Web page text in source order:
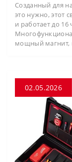
Созданный для
это нужно, этот
и работает до 16
мощный магнит,
02.05.2026